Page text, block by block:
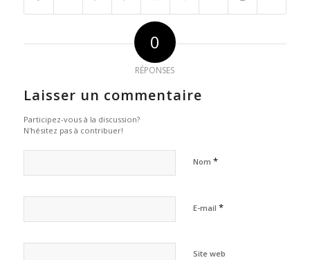
0
RÉPONSES
Laisser un commentaire
Participez-vous à la discussion?
N'hésitez pas à contribuer!
Nom *
E-mail *
Site web